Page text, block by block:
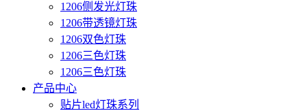
1206侧发光灯珠
1206带透镜灯珠
1206双色灯珠
1206三色灯珠
1206三色灯珠
产品中心
贴片led灯珠系列